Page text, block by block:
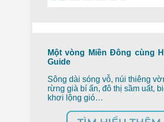
Một vòng Miền Đông cùng
Guide
Sông dài sóng vỗ, núi thiêng
rừng già bí ẩn, đô thị sầm uất,
khơi lộng gió…